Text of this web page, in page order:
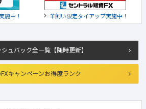
シュバック全一覧【随時更新】
キャンペーンお得度ランク
施中！ 羊飼い限定タイアップ実施中！